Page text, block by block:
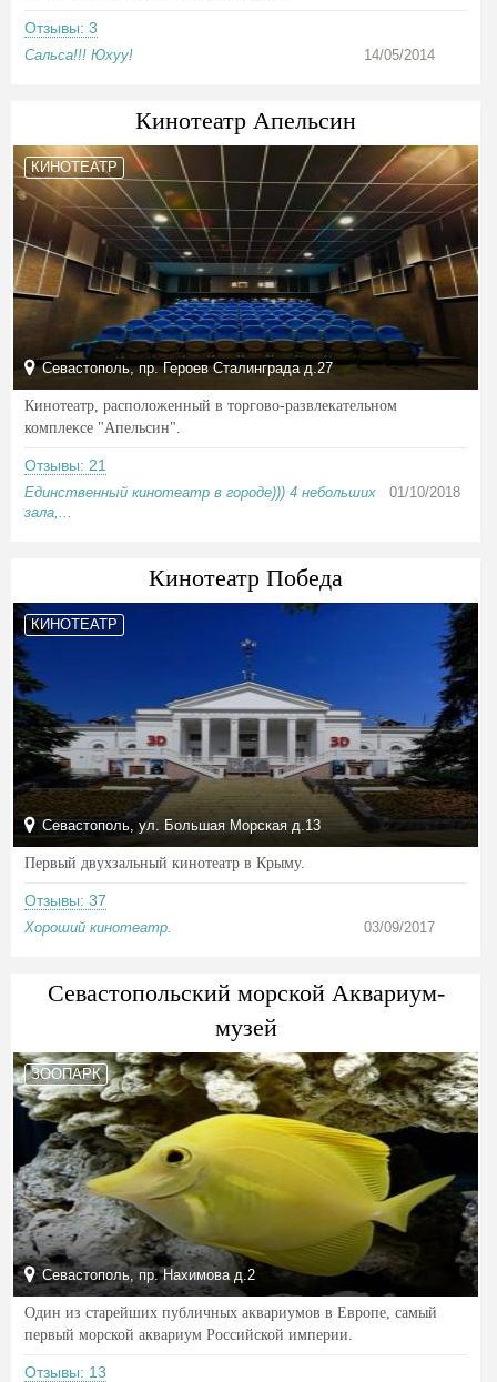
Отзывы: 3
Сальса!!! Юхуу! 14/05/2014
Кинотеатр Апельсин
КИНОТЕАТР
Севастополь, пр. Героев Сталинграда д.27
Кинотеатр, расположенный в торгово-развлекательном
комплексе "Апельсин".
Отзывы: 21
Единственный кинотеатр в городе))) 4 небольших
зала,...
01/10/2018
Кинотеатр Победа
КИНОТЕАТР
Севастополь, ул. Большая Морская д.13
Первый двухзальный кинотеатр в Крыму.
Отзывы: 37
Хороший кинотеатр. 03/09/2017
Севастопольский морской Аквариум-
музей
ЗООПАРК
Севастополь, пр. Нахимова д.2
Один из старейших публичных аквариумов в Европе, самый
первый морской аквариум Российской империи.
Отзывы: 13